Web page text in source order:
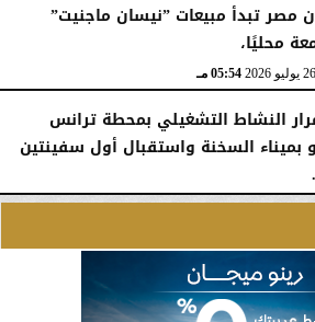
مصر تبدأ مبيعات ”نيسان ماجنيت”
محليًا،
05:54 مـ
النشاط التشغيلي بمحطة ترانس
بميناء السخنة واستقبال أول سفينتين